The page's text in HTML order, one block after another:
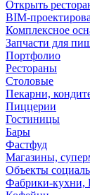
Открыть
BIM-
Комплексное
Запчасти для
Портфолио
Рестораны
Столовые
Пекарни,
Пиццерии
Гостиницы
Бары
Фастфуд
Магазины,
Объекты
Фабрики-кухни,